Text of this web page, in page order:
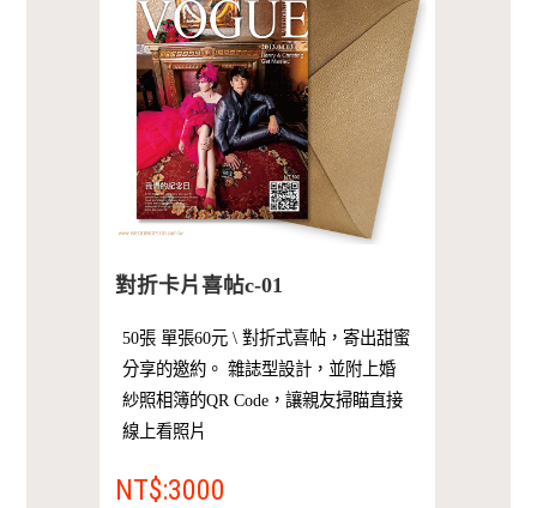
對折卡片喜帖c-01
50張 單張60元 \ 對折式喜帖，寄出甜蜜
分享的邀約。 雜誌型設計，並附上婚
紗照相簿的QR Code，讓親友掃瞄直接
線上看照片
NT$:3000